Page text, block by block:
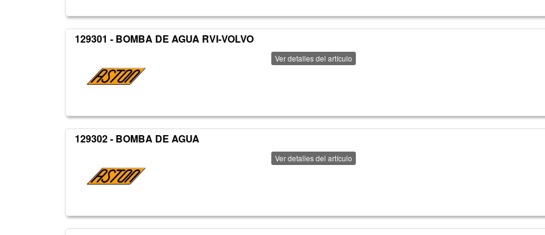
129301 - BOMBA DE AGUA RVI-VOLVO
Ver detalles del artículo
129302 - BOMBA DE AGUA
Ver detalles del artículo